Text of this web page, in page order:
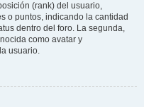
(rank) del usuario,
o puntos, indicando la cantidad
dentro del foro. La segunda,
como avatar y
usuario.